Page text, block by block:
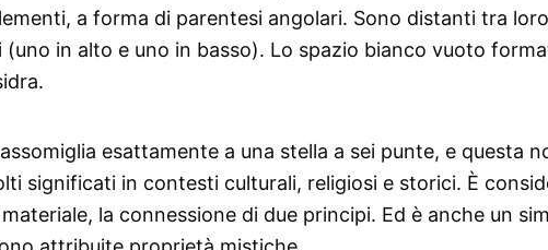
a forma di parentesi angolari. Sono distanti tra
in alto e uno in basso). Lo spazio bianco vuoto
esattamente a una stella a sei punte, e questa
significati in contesti culturali, religiosi e storici. È
la connessione di due principi. Ed è anche un